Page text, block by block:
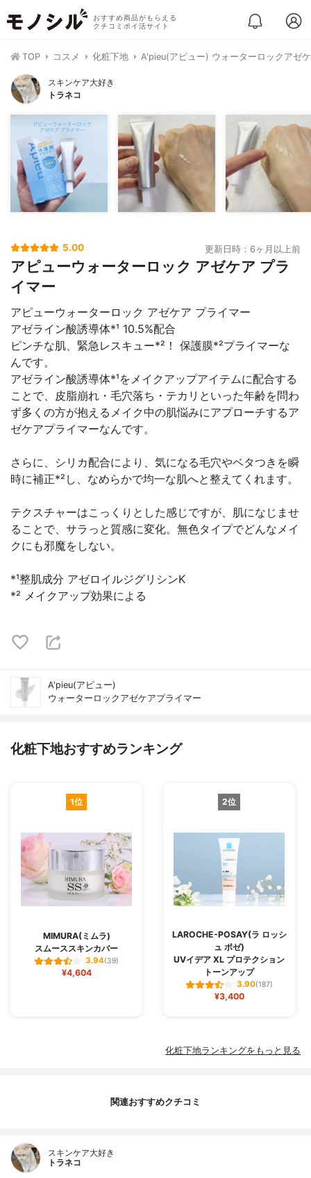
おすすめ商品がもらえる
クチコミポイ活サイト
TOP コスメ 化粧下地 A'pieu(アピュー) ウォーターロックアゼ
スキンケア大好き
トラネコ
5.00 更新日時：6ヶ月以上前
アピューウォーターロック アゼケア プラ
イマー
アピューウォーターロック アゼケア プライマー
アゼライン酸誘導体*¹ 10.5%配合
ピンチな肌、緊急レスキュー*²！ 保護膜*²プライマーな
んです。
アゼライン酸誘導体*¹をメイクアップアイテムに配合する
ことで、皮脂崩れ・毛穴落ち・テカリといった年齢を問わ
ず多くの方が抱えるメイク中の肌悩みにアプローチするア
ゼケアプライマーなんです。
さらに、シリカ配合により、気になる毛穴やベタつきを瞬
時に補正*²し、なめらかで均一な肌へと整えてくれます。
テクスチャーはこっくりとした感じですが、肌になじませ
ることで、サラっと質感に変化。無色タイプでどんなメイ
クにも邪魔をしない。
*¹整肌成分 アゼロイルジグリシンK
*² メイクアップ効果による
A'pieu(アピュー)
ウォーターロックアゼケアプライマー
化粧下地おすすめランキング
1位
MIMURA(ミムラ)
スムーススキンカバー
3.94(39)
¥4,604
2位
LAROCHE-POSAY(ラ ロッシ
ュ ポゼ)
UVイデア XL プロテクション
トーンアップ
3.90(187)
¥3,400
化粧下地ランキングをもっと見る
関連おすすめクチコミ
スキンケア大好き
トラネコ